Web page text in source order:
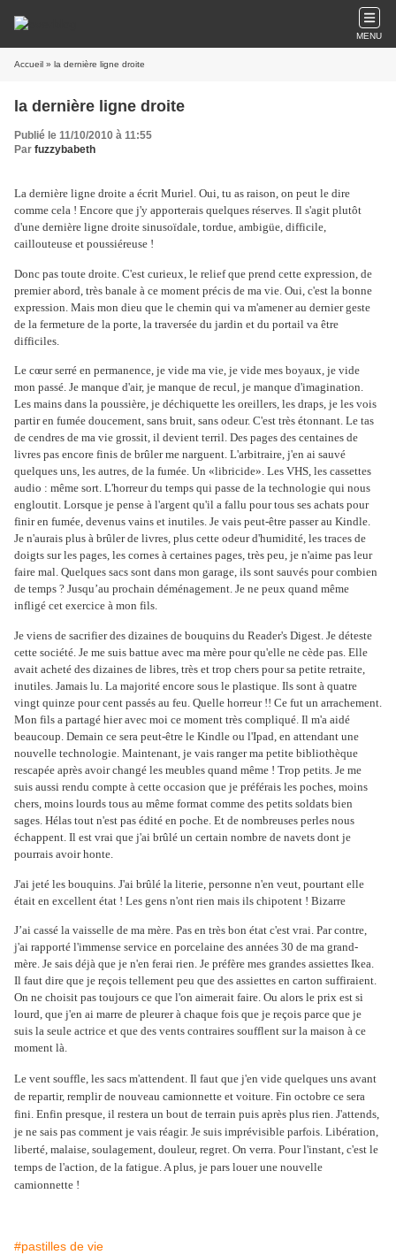
MENU
Accueil » la dernière ligne droite
la dernière ligne droite
Publié le 11/10/2010 à 11:55
Par fuzzybabeth
La dernière ligne droite a écrit Muriel. Oui, tu as raison, on peut le dire
comme cela ! Encore que j'y apporterais quelques réserves. Il s'agit plutôt
d'une dernière ligne droite sinusoïdale, tordue, ambigüe, difficile,
caillouteuse et poussiéreuse !
Donc pas toute droite. C'est curieux, le relief que prend cette expression, de
premier abord, très banale à ce moment précis de ma vie. Oui, c'est la bonne
expression. Mais mon dieu que le chemin qui va m'amener au dernier geste
de la fermeture de la porte, la traversée du jardin et du portail va être
difficiles.
Le cœur serré en permanence, je vide ma vie, je vide mes boyaux, je vide
mon passé. Je manque d'air, je manque de recul, je manque d'imagination.
Les mains dans la poussière, je déchiquette les oreillers, les draps, je les vois
partir en fumée doucement, sans bruit, sans odeur. C'est très étonnant. Le tas
de cendres de ma vie grossit, il devient terril. Des pages des centaines de
livres pas encore finis de brûler me narguent. L'arbitraire, j'en ai sauvé
quelques uns, les autres, de la fumée. Un «libricide». Les VHS, les cassettes
audio : même sort. L'horreur du temps qui passe de la technologie qui nous
engloutit. Lorsque je pense à l'argent qu'il a fallu pour tous ses achats pour
finir en fumée, devenus vains et inutiles. Je vais peut-être passer au Kindle.
Je n'aurais plus à brûler de livres, plus cette odeur d'humidité, les traces de
doigts sur les pages, les cornes à certaines pages, très peu, je n'aime pas leur
faire mal. Quelques sacs sont dans mon garage, ils sont sauvés pour combien
de temps ? Jusqu’au prochain déménagement. Je ne peux quand même
infligé cet exercice à mon fils.
Je viens de sacrifier des dizaines de bouquins du Reader's Digest. Je déteste
cette société. Je me suis battue avec ma mère pour qu'elle ne cède pas. Elle
avait acheté des dizaines de libres, très et trop chers pour sa petite retraite,
inutiles. Jamais lu. La majorité encore sous le plastique. Ils sont à quatre
vingt quinze pour cent passés au feu. Quelle horreur !! Ce fut un arrachement.
Mon fils a partagé hier avec moi ce moment très compliqué. Il m'a aidé
beaucoup. Demain ce sera peut-être le Kindle ou l'Ipad, en attendant une
nouvelle technologie. Maintenant, je vais ranger ma petite bibliothèque
rescapée après avoir changé les meubles quand même ! Trop petits. Je me
suis aussi rendu compte à cette occasion que je préférais les poches, moins
chers, moins lourds tous au même format comme des petits soldats bien
sages. Hélas tout n'est pas édité en poche. Et de nombreuses perles nous
échappent. Il est vrai que j'ai brûlé un certain nombre de navets dont je
pourrais avoir honte.
J'ai jeté les bouquins. J'ai brûlé la literie, personne n'en veut, pourtant elle
était en excellent état ! Les gens n'ont rien mais ils chipotent ! Bizarre
J’ai cassé la vaisselle de ma mère. Pas en très bon état c'est vrai. Par contre,
j'ai rapporté l'immense service en porcelaine des années 30 de ma grand-
mère. Je sais déjà que je n'en ferai rien. Je préfère mes grandes assiettes Ikea.
Il faut dire que je reçois tellement peu que des assiettes en carton suffiraient.
On ne choisit pas toujours ce que l'on aimerait faire. Ou alors le prix est si
lourd, que j'en ai marre de pleurer à chaque fois que je reçois parce que je
suis la seule actrice et que des vents contraires soufflent sur la maison à ce
moment là.
Le vent souffle, les sacs m'attendent. Il faut que j'en vide quelques uns avant
de repartir, remplir de nouveau camionnette et voiture. Fin octobre ce sera
fini. Enfin presque, il restera un bout de terrain puis après plus rien. J'attends,
je ne sais pas comment je vais réagir. Je suis imprévisible parfois. Libération,
liberté, malaise, soulagement, douleur, regret. On verra. Pour l'instant, c'est le
temps de l'action, de la fatigue. A plus, je pars louer une nouvelle
camionnette !
#pastilles de vie